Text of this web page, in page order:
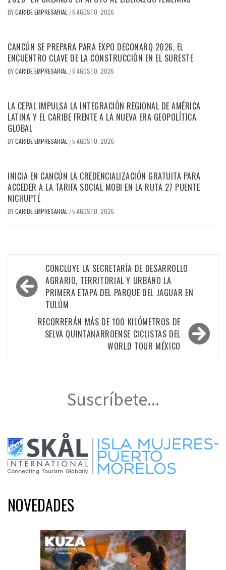
BYCARIBE EMPRESARIAL /6 AGOSTO, 2026
CANCÚN SE PREPARA PARA EXPO DECONARQ 2026, EL
ENCUENTRO CLAVE DE LA CONSTRUCCIÓN EN EL SURESTE
BYCARIBE EMPRESARIAL /6 AGOSTO, 2026
LA CEPAL IMPULSA LA INTEGRACIÓN REGIONAL DE AMÉRICA
LATINA Y EL CARIBE FRENTE A LA NUEVA ERA GEOPOLÍTICA
GLOBAL
BYCARIBE EMPRESARIAL /5 AGOSTO, 2026
INICIA EN CANCÚN LA CREDENCIALIZACIÓN GRATUITA PARA
ACCEDER A LA TARIFA SOCIAL MOBI EN LA RUTA 27 PUENTE
NICHUPTÉ
BYCARIBE EMPRESARIAL /5 AGOSTO, 2026
Navegación
de
entradas
CONCLUYE LA SECRETARÍA DE DESARROLLO
AGRARIO, TERRITORIAL Y URBANO LA
PRIMERA ETAPA DEL PARQUE DEL JAGUAR EN
TULÚM
RECORRERÁN MÁS DE 100 KILÓMETROS DE
SELVA QUINTANARROENSE CICLISTAS DEL
WORLD TOUR MÉXICO
Suscríbete...
NOVEDADES